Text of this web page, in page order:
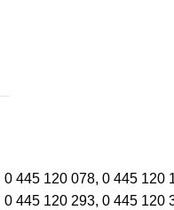
445 120 078, 0 445 120
0 445 120 293, 0 445 120